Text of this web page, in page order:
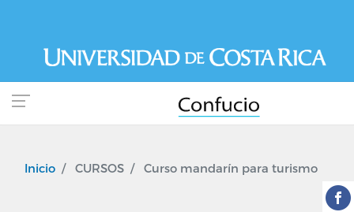
contenido
principal
Inicio CURSOS Curso mandarín para turismo